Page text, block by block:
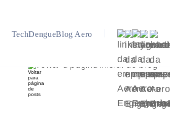
TechDengueBlog Aero
Voltar a página inicial do blog